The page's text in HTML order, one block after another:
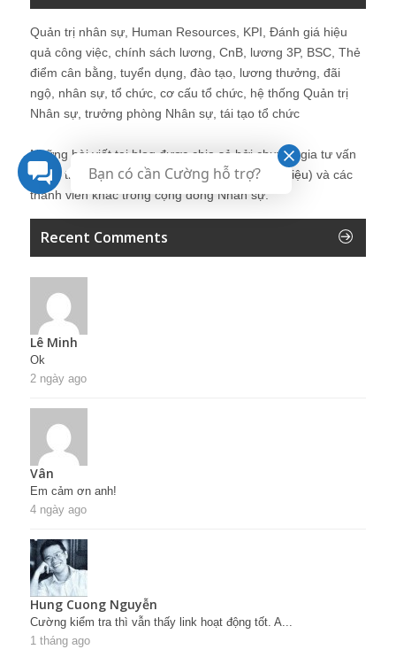
Quản trị nhân sự, Human Resources, KPI, Đánh giá hiệu
quả công việc, chính sách lương, CnB, lương 3P, BSC, Thẻ
điểm cân bằng, tuyển dụng, đào tạo, lương thưởng, đãi
ngộ, nhân sự, tổ chức, cơ cấu tổ chức, hệ thống Quản trị
Nhân sự, trưởng phòng Nhân sự, tái tạo tổ chức
Những bài viết tại blog được chia sẻ bởi chuyên gia tư vấn
Quản trị Nhân sự Nguyễn Hùng Cường (giới thiệu) và các
thành viên khác trong cộng đồng Nhân sự.
Recent Comments
Lê Minh
Ok
2 ngày ago
Vân
Em cảm ơn anh!
4 ngày ago
Hung Cuong Nguyễn
Cường kiểm tra thì vẫn thấy link hoạt động tốt. A...
1 tháng ago
Bạn có cần Cường hỗ trợ?